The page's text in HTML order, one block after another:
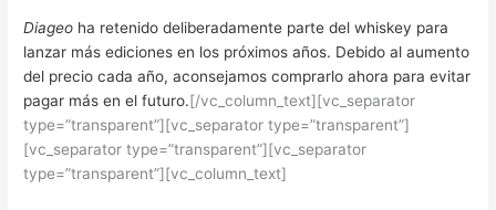
Diageo ha retenido deliberadamente parte del whiskey para
lanzar más ediciones en los próximos años. Debido al aumento
del precio cada año, aconsejamos comprarlo ahora para evitar
pagar más en el futuro.[/vc_column_text][vc_separator
type=”transparent”][vc_separator type=”transparent”]
[vc_separator type=”transparent”][vc_separator
type=”transparent”][vc_column_text]